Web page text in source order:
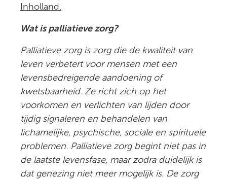
Inholland.
Wat is palliatieve zorg?
Palliatieve zorg is zorg die de kwaliteit van
leven verbetert voor mensen met een
levensbedreigende aandoening of
kwetsbaarheid. Ze richt zich op het
voorkomen en verlichten van lijden door
tijdig signaleren en behandelen van
lichamelijke, psychische, sociale en spirituele
problemen. Palliatieve zorg begint niet pas in
de laatste levensfase, maar zodra duidelijk is
dat genezing niet meer mogelijk is. De zorg